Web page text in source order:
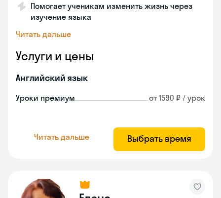
Помогает ученикам изменить жизнь через
изучение языка
Читать дальше
Услуги и цены
Английский язык
Уроки премиум от 1590 ₽ / урок
Читать дальше Выбрать время